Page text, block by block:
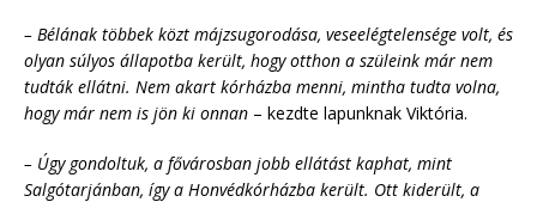
– Bélának többek közt májzsugorodása, veseelégtelensége volt, és
olyan súlyos állapotba került, hogy otthon a szüleink már nem
tudták ellátni. Nem akart kórházba menni, mintha tudta volna,
hogy már nem is jön ki onnan – kezdte lapunknak Viktória.
– Úgy gondoltuk, a fővárosban jobb ellátást kaphat, mint
Salgótarjánban, így a Honvédkórházba került. Ott kiderült, a